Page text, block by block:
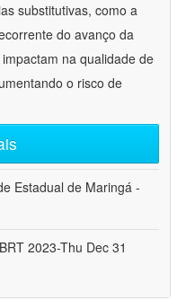
substitutivas, como a
do avanço da
na qualidade de
o risco de
Estadual de Maringá -
2023-Thu Dec 31